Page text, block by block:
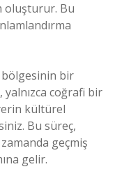
oluşturur. Bu
bölgesinin bir
coğrafi bir
kültürel
Bu süreç,
geçmiş
gelir.